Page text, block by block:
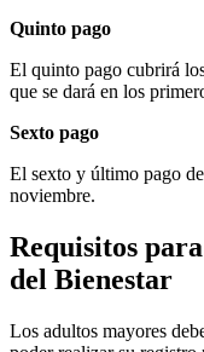
Quinto pago
El quinto pago cubrirá
que se dará en los
Sexto pago
El sexto y último pago
noviembre.
Requisitos
del Bienestar
Los adultos mayores